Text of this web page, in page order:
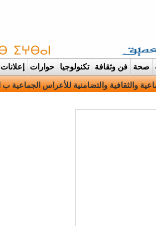
صحة فن وثقافة تكنولوجيا حوارات
والثقافية والتضامنية للأعراس الجماعية